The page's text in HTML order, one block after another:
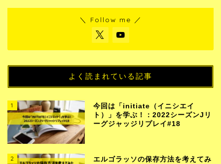
＼ Follow me ／
よく読まれている記事
1
今回は「initiate（イニシエイ
ト）」を学ぶ！：2022シーズンJリ
ーグジャッジリプレイ#18
2
エルゴラッソの保存方法を考えてみ